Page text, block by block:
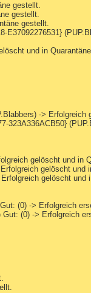
gestellt.
gestellt.
gestellt.
E37092276531}
und in
->
323A336ACB50}
gelöscht und in
gelöscht und
gelöscht und
(0) -> Erfolgreich
(0) -> Erfolgreich